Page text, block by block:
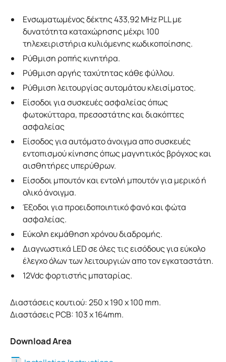
Ενσωματωμένος δέκτης 433,92 MHz PLL με
δυνατότητα καταχώρησης μέχρι 100
τηλεχειριστήρια κυλιόμενης κωδικοποίησης.
Ρύθμιση ροπής κινητήρα.
Ρύθμιση αργής ταχύτητας κάθε φύλλου.
Ρύθμιση λειτουργίας αυτομάτου κλεισίματος.
Είσοδοι για συσκευές ασφαλείας όπως
φωτοκύτταρα, πρεσοστάτης και διακόπτες
ασφαλείας
Είσοδος για αυτόματο άνοιγμα απο συσκευές
εντοπισμού κίνησης όπως μαγνητικός βρόγχος και
αισθητήρες υπερύθρων.
Είσοδοι μπουτόν και εντολή μπουτόν για μερικό ή
ολικό άνοιγμα.
Έξοδοι για προειδοποιητικό φανό και φώτα
ασφαλείας.
Εύκολη εκμάθηση χρόνου διαδρομής.
Διαγνωστικά LED σε όλες τις εισόδους για εύκολο
έλεγχο όλων των λειτουργιών απο τον εγκαταστάτη.
12Vdc φορτιστής μπαταρίας.
Διαστάσεις κουτιού: 250 x 190 x 100 mm.
Διαστάσεις PCB: 103 x 164mm.
Download Area